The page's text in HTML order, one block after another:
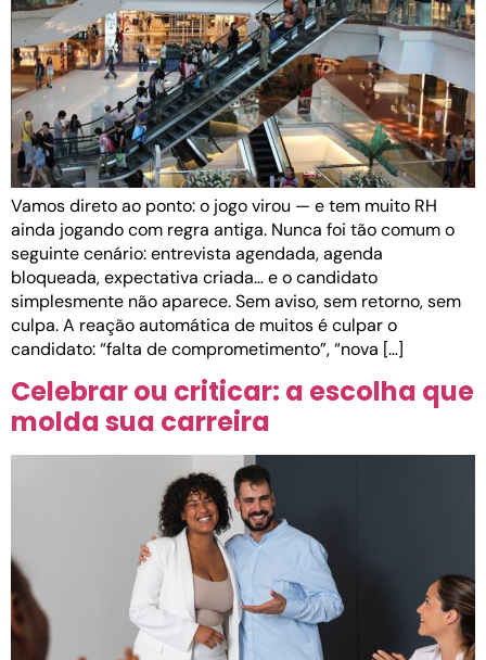
Vamos direto ao ponto: o jogo virou — e tem muito RH
ainda jogando com regra antiga. Nunca foi tão comum o
seguinte cenário: entrevista agendada, agenda
bloqueada, expectativa criada… e o candidato
simplesmente não aparece. Sem aviso, sem retorno, sem
culpa. A reação automática de muitos é culpar o
candidato: “falta de comprometimento”, “nova […]
Celebrar ou criticar: a escolha que
molda sua carreira